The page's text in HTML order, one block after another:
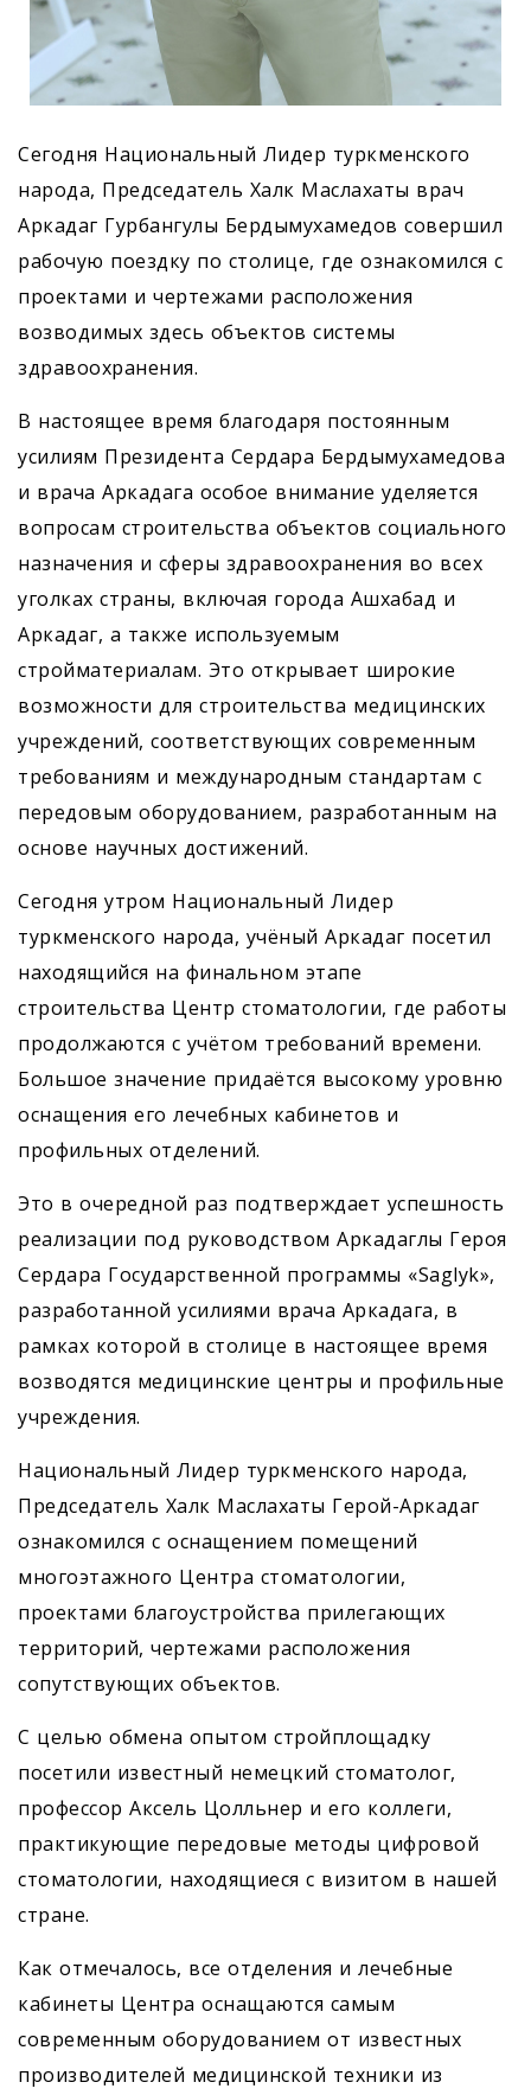
Сегодня Национальный Лидер туркменского
народа, Председатель Халк Маслахаты врач
Аркадаг Гурбангулы Бердымухамедов совершил
рабочую поездку по столице, где ознакомился с
проектами и чертежами расположения
возводимых здесь объектов системы
здравоохранения.
В настоящее время благодаря постоянным
усилиям Президента Сердара Бердымухамедова
и врача Аркадага особое внимание уделяется
вопросам строительства объектов социального
назначения и сферы здравоохранения во всех
уголках страны, включая города Ашхабад и
Аркадаг, а также используемым
стройматериалам. Это открывает широкие
возможности для строительства медицинских
учреждений, соответствующих современным
требованиям и международным стандартам с
передовым оборудованием, разработанным на
основе научных достижений.
Сегодня утром Национальный Лидер
туркменского народа, учёный Аркадаг посетил
находящийся на финальном этапе
строительства Центр стоматологии, где работы
продолжаются с учётом требований времени.
Большое значение придаётся высокому уровню
оснащения его лечебных кабинетов и
профильных отделений.
Это в очередной раз подтверждает успешность
реализации под руководством ­Аркадаглы Героя
Сердара Государственной программы «Saglyk»,
разработанной усилиями врача Аркадага, в
рамках которой в столице в настоящее время
возводятся медицинские центры и профильные
учреждения.
Национальный Лидер туркменского народа,
Председатель Халк Маслахаты Герой-Аркадаг
ознакомился с оснащением помещений
многоэтажного Центра стоматологии,
проектами благоустройства прилегающих
территорий, чертежами расположения
сопутствующих объектов.
С целью обмена опытом стройплощадку
посетили известный немецкий стоматолог,
профессор Аксель Цолльнер и его коллеги,
практикующие передовые методы цифровой
стоматологии, находящиеся с визитом в нашей
стране.
Как отмечалось, все отделения и лечебные
кабинеты Центра оснащаются самым
современным оборудованием от известных
производителей медицинской техники из